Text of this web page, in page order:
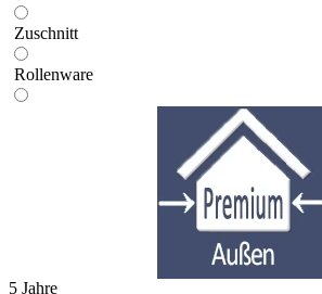
Zuschnitt
Rollenware
5 Jahre